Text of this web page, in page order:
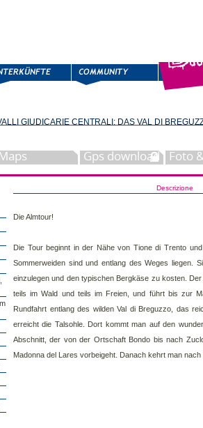
GIUDICARIE CENTRALI: DAS VAL DI
Gps download Foto
Descrizione
Die Almtour!
Die Tour beginnt in der Nähe von Tione di Trento
Sommerweiden sind und entlang des Weges liegen.
einzulegen und den typischen Bergkäse zu kosten.
teils im Wald und teils im Freien, und führt bis zur
Rundfahrt entlang des wilden Val di Breguzzo, das
erreicht die Talsohle. Dort kommt man auf den
Abschnitt, der von der Ortschaft Bondo bis nach
Madonna del Lares vorbeigeht. Danach kehrt man nach